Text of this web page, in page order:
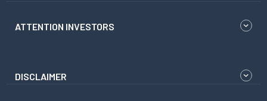
ATTENTION INVESTORS
DISCLAIMER